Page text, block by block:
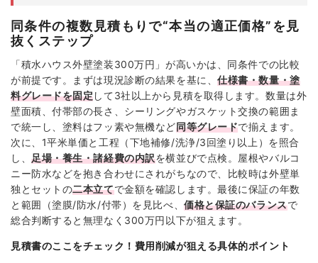
同条件の複数見積もりで“本当の適正価格”を見
抜くステップ
「積水ハウス外壁塗装300万円」が高いかは、同条件での比較
が前提です。まずは現況診断の結果を基に、仕様書・数量・塗
料グレードを固定して3社以上から見積を取得します。数量は外
壁面積、付帯部の長さ、シーリングやガスケット交換の範囲ま
で統一し、塗料はフッ素や無機など同等グレードで揃えます。
次に、1平米単価と工程（下地補修/洗浄/3回塗り以上）を照合
し、足場・養生・諸経費の内訳を横並びで点検。屋根やバルコ
ニー防水などを抱き合わせにされがちなので、比較時は外壁単
独とセットの二本立てで金額を確認します。最後に保証の年数
と範囲（塗膜/防水/付帯）を見比べ、価格と保証のバランスで
総合判断すると無理なく300万円以下が狙えます。
見積書のここをチェック！費用削減が狙える具体的ポイント